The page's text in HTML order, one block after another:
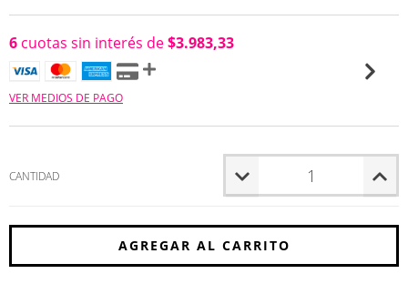
6 cuotas sin interés de$3.983,33
VER MEDIOS DE PAGO
CANTIDAD